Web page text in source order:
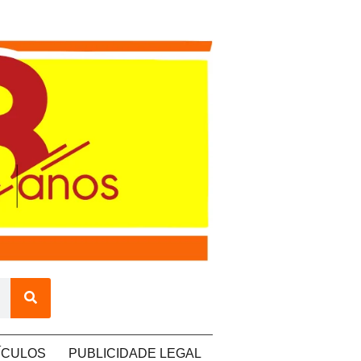
PUBLICIDADE LEGAL